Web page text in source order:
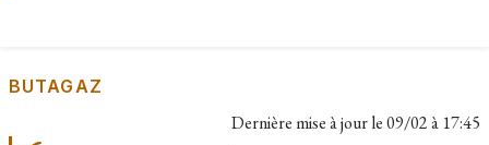
BUTAGAZ
Dernière mise à jour le09/02 à 17:45